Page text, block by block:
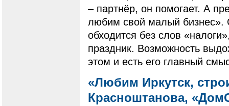
– партнёр, он помогает. А
любим свой малый бизнес».
обходится без слов
праздник. Возможность
этом и есть его главный
«Любим Иркутск,
Красноштанова,